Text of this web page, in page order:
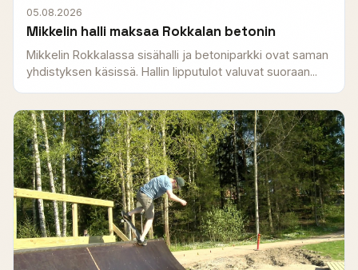
05.08.2026
Mikkelin halli maksaa Rokkalan betonin
Mikkelin Rokkalassa sisähalli ja betoniparkki ovat saman
yhdistyksen käsissä. Hallin lipputulot valuvat suoraan...